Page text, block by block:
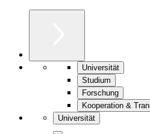
Universität
Studium
Forschung
Kooperation &
Universität